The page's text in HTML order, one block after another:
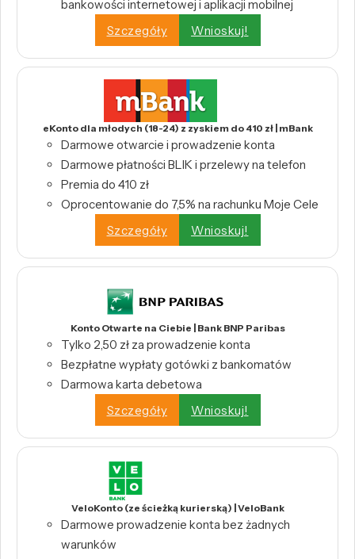
bankowości internetowej i aplikacji mobilnej
Szczegóły
Wnioskuj!
eKonto dla młodych (18-24) z zyskiem do 410 zł | mBank
Darmowe otwarcie i prowadzenie konta
Darmowe płatności BLIK i przelewy na telefon
Premia do 410 zł
Oprocentowanie do 7,5% na rachunku Moje Cele
Szczegóły
Wnioskuj!
Konto Otwarte na Ciebie | Bank BNP Paribas
Tylko 2,50 zł za prowadzenie konta
Bezpłatne wypłaty gotówki z bankomatów
Darmowa karta debetowa
Szczegóły
Wnioskuj!
VeloKonto (ze ścieżką kurierską) | VeloBank
Darmowe prowadzenie konta bez żadnych
warunków